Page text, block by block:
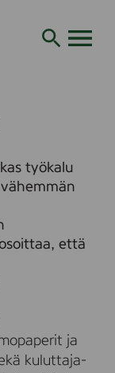
Siirry
työkalu
että
ja
kuluttaja-